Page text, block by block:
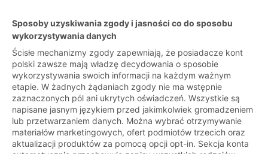
Sposoby uzyskiwania zgody i jasności co do sposobu
wykorzystywania danych
Ścisłe mechanizmy zgody zapewniają, że posiadacze kont
polski zawsze mają władzę decydowania o sposobie
wykorzystywania swoich informacji na każdym ważnym
etapie. W żadnych żądaniach zgody nie ma wstępnie
zaznaczonych pól ani ukrytych oświadczeń. Wszystkie są
napisane jasnym językiem przed jakimkolwiek gromadzeniem
lub przetwarzaniem danych. Można wybrać otrzymywanie
materiałów marketingowych, ofert podmiotów trzecich oraz
aktualizacji produktów za pomocą opcji opt-in. Sekcja konta